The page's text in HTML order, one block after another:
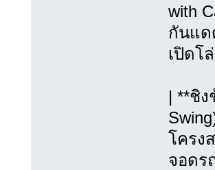
with
กันแด
เปิดโ
| **ชิ
โครง
จอดร